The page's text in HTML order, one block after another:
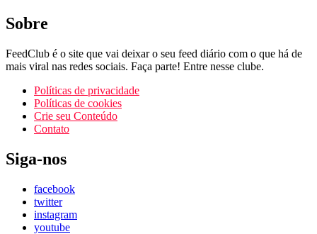
Sobre
FeedClub é o site que vai deixar o seu feed diário com o que há de
mais viral nas redes sociais. Faça parte! Entre nesse clube.
Políticas de privacidade
Políticas de cookies
Crie seu Conteúdo
Contato
Siga-nos
facebook
twitter
instagram
youtube